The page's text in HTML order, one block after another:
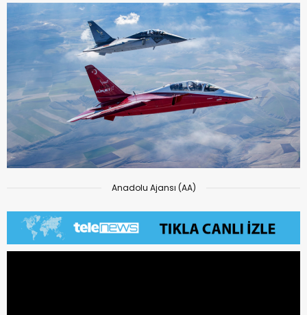
Anadolu Ajansı (AA)